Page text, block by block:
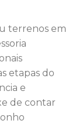
terrenos em
etapas do
e
de contar